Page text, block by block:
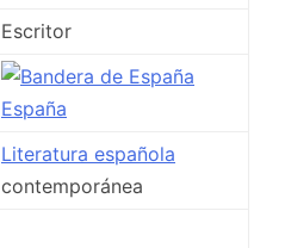
Escritor
España
Literatura española
contemporánea